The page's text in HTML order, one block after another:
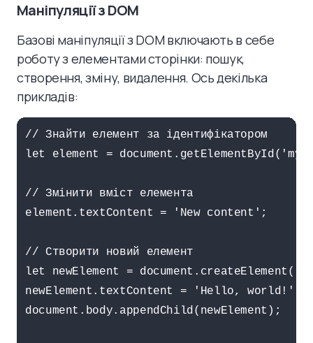
Маніпуляції з DOM
Базові маніпуляції з DOM включають в себе
роботу з елементами сторінки: пошук,
створення, зміну, видалення. Ось декілька
прикладів:
// Знайти елемент за ідентифікатором
let element =
// Змінити вміст елемента
element.textContent = 'New content';
// Створити новий елемент
let newElement =
newElement.textContent = 'Hello, world!';
document.body.appendChild(newElement);